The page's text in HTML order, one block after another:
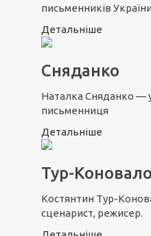
письменників
Детальніше
Сняданко
Наталка Сняданко —
письменниця
Детальніше
Тур-
Костянтин Тур-
сценарист, режисер.